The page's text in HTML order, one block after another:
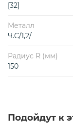
[32]
Металл
Ч.С/1,2/
Радиус R (мм)
150
Подойдут к